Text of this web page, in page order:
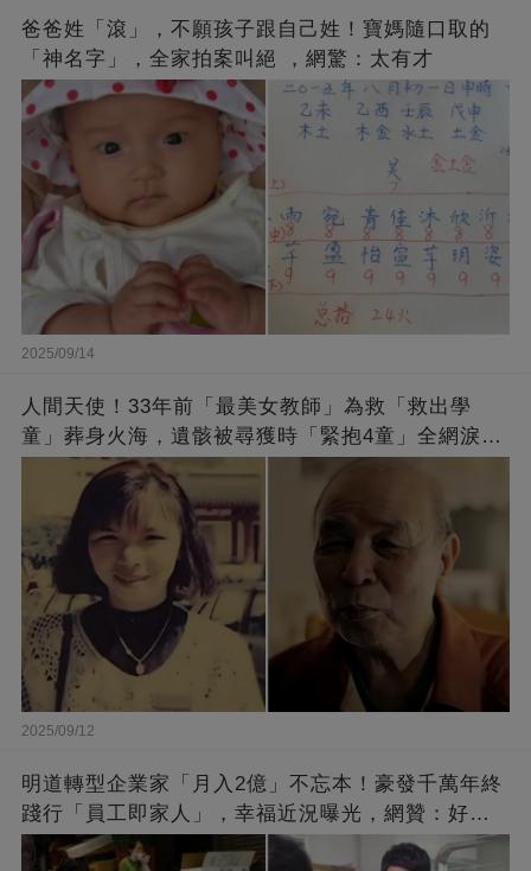
爸爸姓「滾」，不願孩子跟自己姓！寶媽隨口取的
「神名字」，全家拍案叫絕 ，網驚：太有才
2025/09/14
人間天使！33年前「最美女教師」為救「救出學
童」葬身火海，遺骸被尋獲時「緊抱4童」全網淚
崩：真正的英雄不該被遺忘
2025/09/12
明道轉型企業家「月入2億」不忘本！豪發千萬年終
踐行「員工即家人」，幸福近況曝光，網贊：好老
闆的福報